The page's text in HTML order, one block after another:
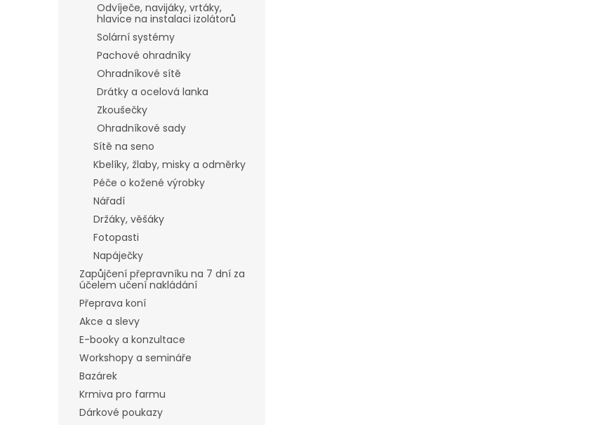
Odvíječe, navijáky, vrtáky,
hlavice na instalaci izolátorů
Solární systémy
Pachové ohradníky
Ohradníkové sítě
Drátky a ocelová lanka
Zkoušečky
Ohradníkové sady
Sítě na seno
Kbelíky, žlaby, misky a odměrky
Péče o kožené výrobky
Nářadí
Držáky, věšáky
Fotopasti
Napáječky
Zapůjčení přepravníku na 7 dní za
účelem učení nakládání
Přeprava koní
Akce a slevy
E-booky a konzultace
Workshopy a semináře
Bazárek
Krmiva pro farmu
Dárkové poukazy